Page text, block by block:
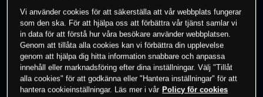
0% av kunderna har en position i detta
instrument
Börja handla
Vi använder cookies för att säkerställa att vår webbplats fungerar
som den ska. För att hjälpa oss att förbättra vår tjänst samlar vi
in data för att förstå hur våra besökare använder webbplatsen.
Genom att tillåta alla cookies kan vi förbättra din upplevelse
genom att hjälpa dig hitta information snabbare och anpassa
innehåll eller marknadsföring efter dina inställningar. Välj "Tillåt
alla cookies" för att godkänna eller "Hantera inställningar" för att
hantera cookieinställningar. Läs mer i vår Policy för cookies